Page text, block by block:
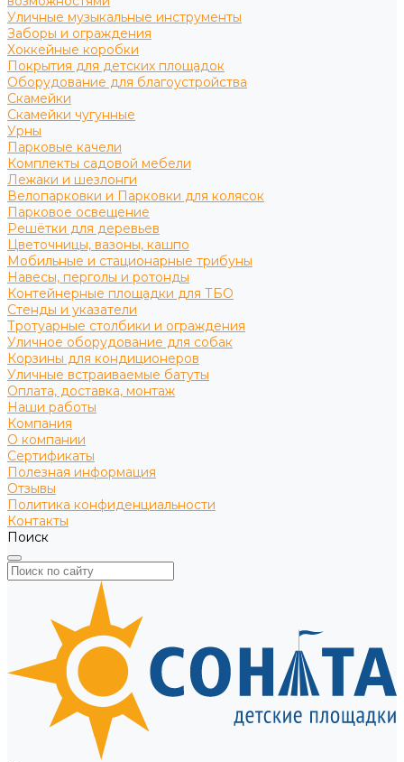
Уличные музыкальные инструменты
Заборы и ограждения
Хоккейные коробки
Покрытия для детских площадок
Оборудование для благоустройства
Скамейки
Скамейки чугунные
Урны
Парковые качели
Комплекты садовой мебели
Лежаки и шезлонги
Велопарковки и Парковки для колясок
Парковое освещение
Решётки для деревьев
Цветочницы, вазоны, кашпо
Мобильные и стационарные трибуны
Навесы, перголы и ротонды
Контейнерные площадки для ТБО
Стенды и указатели
Тротуарные столбики и ограждения
Уличное оборудование для собак
Корзины для кондиционеров
Уличные встраиваемые батуты
Оплата, доставка, монтаж
Наши работы
Компания
О компании
Сертификаты
Полезная информация
Отзывы
Политика конфиденциальности
Контакты
Поиск